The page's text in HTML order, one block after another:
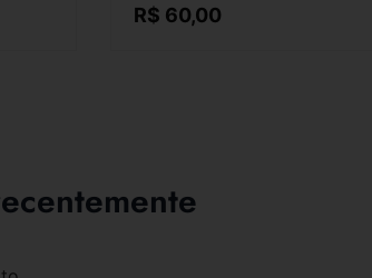
R$ 60,00